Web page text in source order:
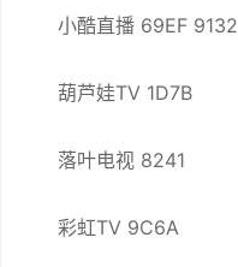
小酷直播 69EF 9132
葫芦娃TV 1D7B
落叶电视 8241
彩虹TV 9C6A